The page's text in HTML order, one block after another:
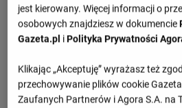
jest kierowany. Więcej informacji o
osobowych znajdziesz w dokumencie
Gazeta.pl iPolityka Prywatności
Klikając „Akceptuję” wyrażasz też
przechowywanie plików cookie
Zaufanych Partnerów i Agora S.A. na